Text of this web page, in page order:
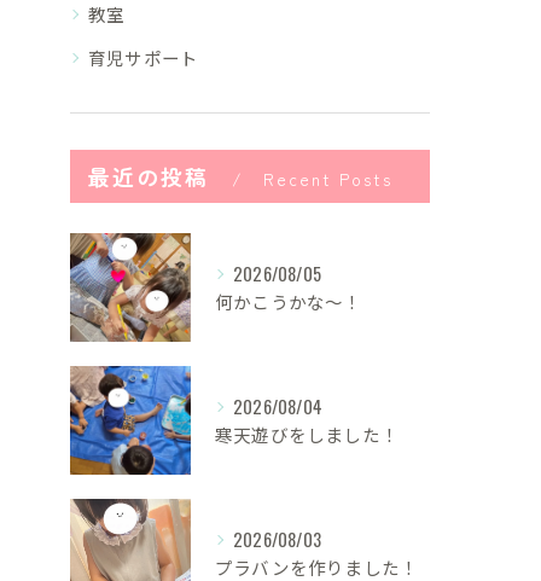
教室
育児サポート
最近の投稿 Recent Posts
2026/08/05
何かこうかな〜！
2026/08/04
寒天遊びをしました！
2026/08/03
プラバンを作りました！